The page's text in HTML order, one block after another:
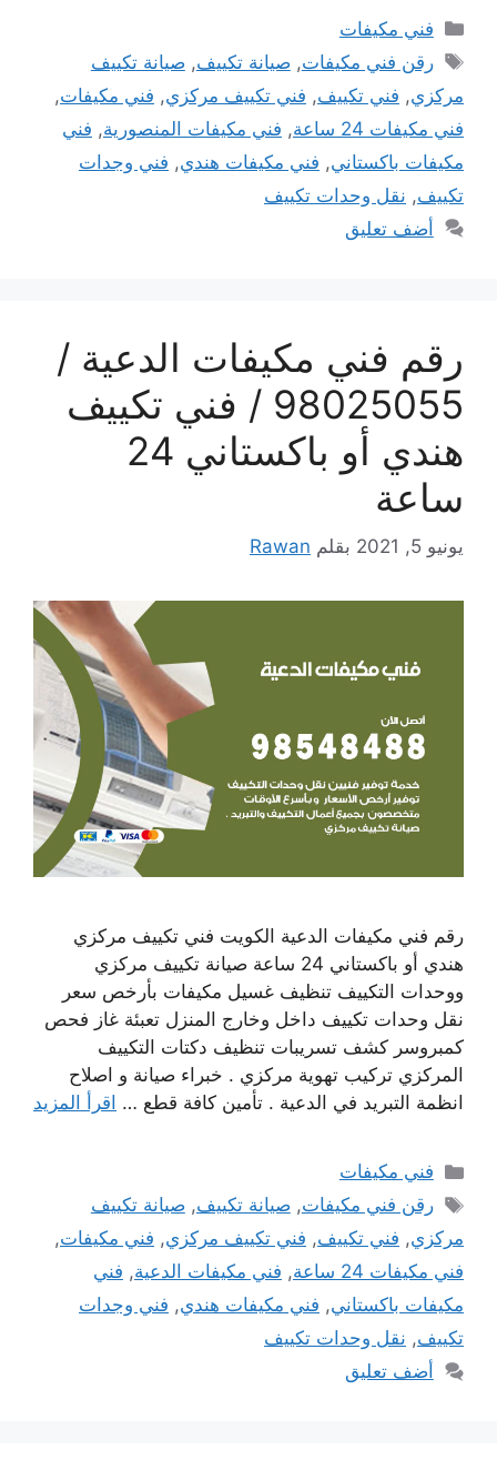
التصنيفات
فني مكيفات
الوسوم
رقن فني مكيفات,صيانة تكييف,صيانة تكييف
مركزي, فني تكييف, فني تكييف مركزي, فني مكيفات,
فني مكيفات 24 ساعة
, فني مكيفات المنصورية, فني
مكيفات باكستاني, فني مكيفات هندي, فني وجدات
تكييف, نقل وحدات تكييف
أضف تعليق
رقم فني مكيفات الدعية /
98025055 / فني تكييف
هندي أو باكستاني 24
ساعة
يونيو 5, 2021 بقلم Rawan
رقم فني مكيفات الدعية الكويت فني تكييف مركزي
هندي أو باكستاني 24 ساعة صيانة تكييف مركزي
ووحدات التكييف تنظيف غسيل مكيفات بأرخص سعر
نقل وحدات تكييف داخل وخارج المنزل تعبئة غاز فحص
كمبروسر كشف تسريبات تنظيف دكتات التكييف
المركزي تركيب تهوية مركزي . خبراء صيانة و اصلاح
انظمة التبريد في الدعية . تأمين كافة قطع … اقرأ المزيد
التصنيفات
فني مكيفات
الوسوم
رقن فني مكيفات,صيانة تكييف,صيانة تكييف
مركزي, فني تكييف, فني تكييف مركزي, فني مكيفات,
فني مكيفات 24 ساعة
, فني مكيفات الدعية, فني
مكيفات باكستاني, فني مكيفات هندي, فني وجدات
تكييف, نقل وحدات تكييف
أضف تعليق